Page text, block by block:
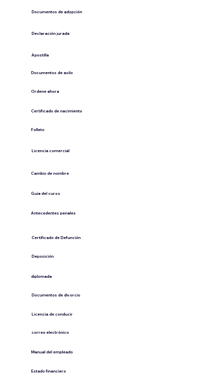
Documentos de adopción
Declaración jurada
​Apostilla
Documentos de asilo
Ordene ahora
Certificado de nacimiento
Folleto
​Licencia comercial
Cambio de nombre
Guía del curso
Antecedentes penales
​Certificado de Defunción
​Deposición
diplomada
Documentos de divorcio
Licencia de conducir
​correo electrónico
Manual del empleado
Estado financiero